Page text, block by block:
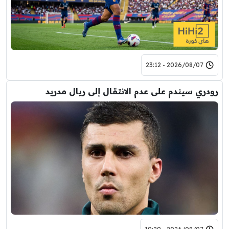
2026/08/07 - 23:12
رودري سيندم على عدم الانتقال إلى ريال مدريد